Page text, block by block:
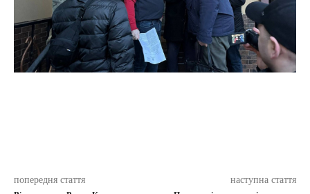
попередня стаття наступна стаття